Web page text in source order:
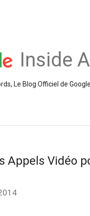
Inside
Le Blog Officiel de
Appels Vidéo